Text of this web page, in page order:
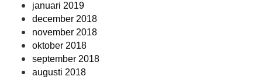
januari 2019
december 2018
november 2018
oktober 2018
september 2018
augusti 2018